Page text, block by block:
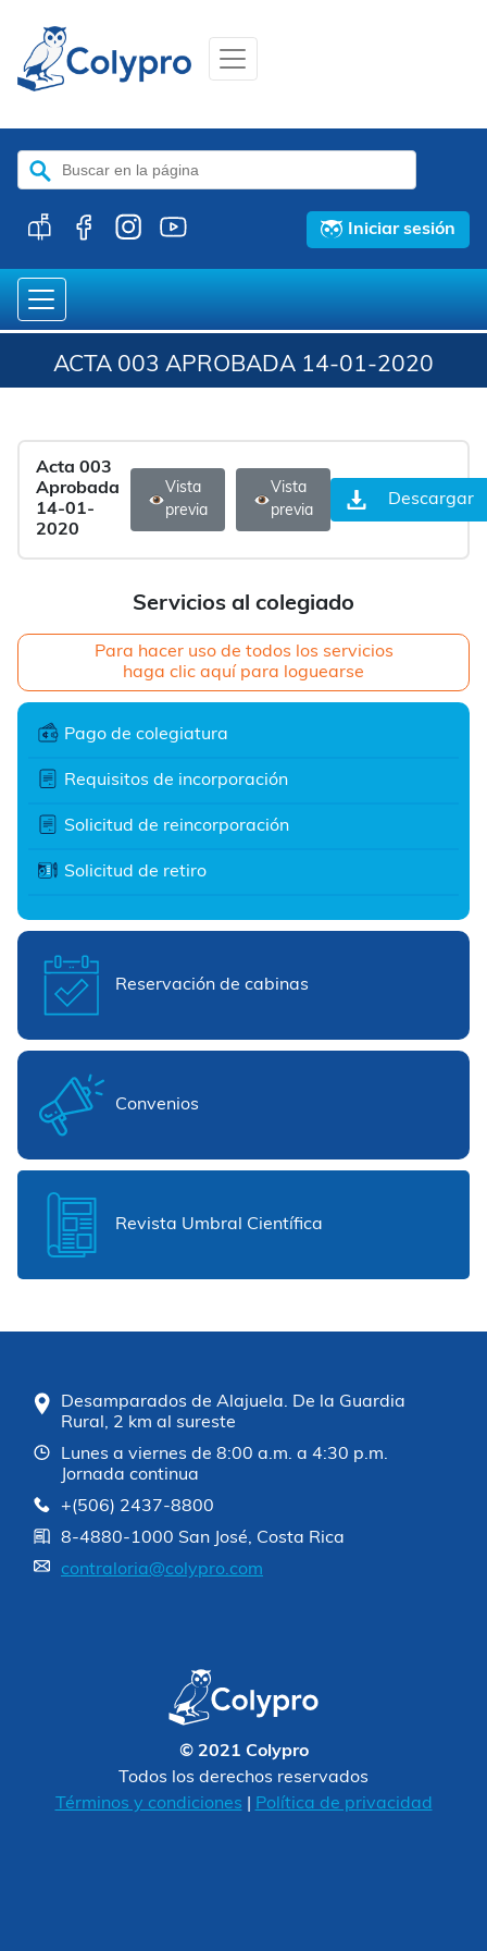
Buscar:
Iniciar sesión
ACTA 003 APROBADA 14-01-2020
Servicios al colegiado
Para hacer uso de todos los servicios
haga clic aquí para loguearse
Pago de colegiatura
Requisitos de incorporación
Solicitud de reincorporación
Solicitud de retiro
Reservación de cabinas
Convenios
Revista Umbral Científica
Acta 003
Aprobada
14-01-
2020
Vista
previa
Vista
previa
Descargar
Desamparados de Alajuela. De la Guardia
Rural, 2 km al sureste
Lunes a viernes de 8:00 a.m. a 4:30 p.m.
Jornada continua
+(506) 2437-8800
8-4880-1000 San José, Costa Rica
contraloria@colypro.com
© 2021 Colypro
Todos los derechos reservados
Términos y condiciones
Política de privacidad